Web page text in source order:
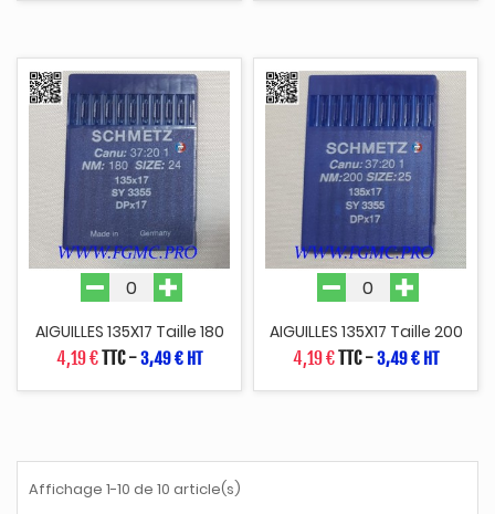
AIGUILLES 135X17 Taille 180
4,19 €TTC-3,49 € HT
AIGUILLES 135X17 Taille 200
4,19 €TTC-3,49 € HT
Affichage 1-10 de 10 article(s)